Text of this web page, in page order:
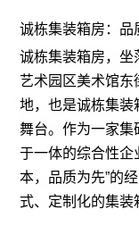
诚栋集装箱房：品
诚栋集装箱房，坐
艺术园区美术馆
地，也是诚栋集装
舞台。作为一家集
于一体的综合性企
本，品质为先”的
式、定制化的集装